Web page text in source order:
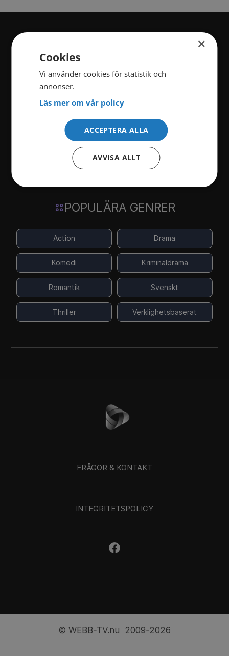
Film
Nöje Reality
Sport Alla kategorier
POPULÄRA GENRER
Action Drama
Komedi Kriminaldrama
Romantik Svenskt
Thriller Verklighetsbaserat
FRÅGOR & KONTAKT
INTEGRITETSPOLICY
© WEBB-TV.nu 2009-2026
×
Cookies
Vi använder cookies för statistik och
annonser.
Läs mer om vår policy
ACCEPTERA ALLA
AVVISA ALLT